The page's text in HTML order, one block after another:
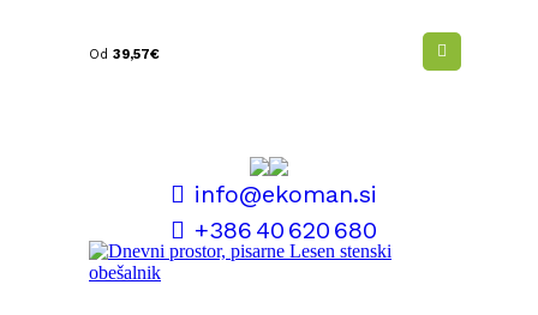
Od 39,57€
info@ekoman.si
+386 40 620 680